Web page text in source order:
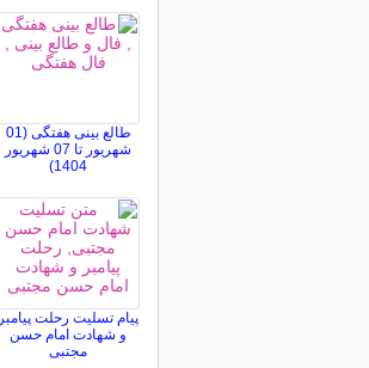
طالع بینی هفتگی (01
شهریور تا 07 شهریور
1404)
پیام تسلیت رحلت پیامبر
و شهادت امام حسن
مجتبی